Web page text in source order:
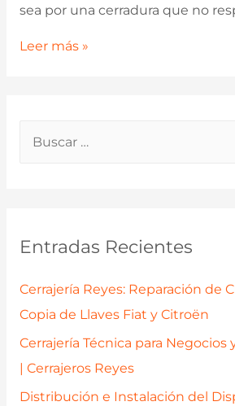
p
o
:
Entradas Recientes
Cerrajería Reyes: Reparación de
Copia de Llaves Fiat y Citroën
Cerrajería Técnica para Negocios
| Cerrajeros Reyes
Distribución e Instalación del
sea por una cerradura que no
Apertura
Coche
Reyes:
Experto
Leer más »